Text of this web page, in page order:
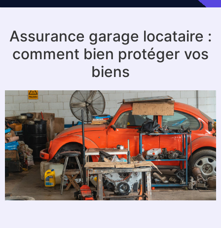
Assurance garage locataire :
comment bien protéger vos
biens